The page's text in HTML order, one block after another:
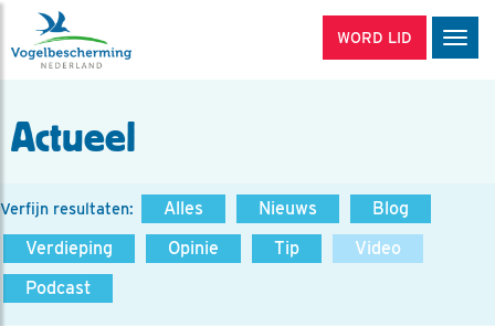
WORD LID
Actueel
Verfijn resultaten: Alles Nieuws
Blog
Verdieping
Opinie Tip
Video
Podcast